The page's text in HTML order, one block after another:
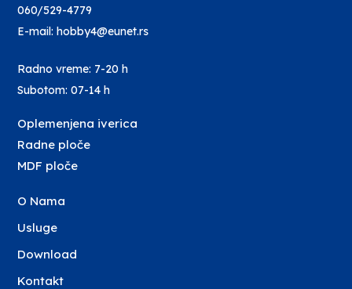
060/529-4779
E-mail: hobby4@eunet.rs
Radno vreme: 7-20 h
Subotom: 07-14 h
Oplemenjena iverica
Radne ploče
MDF ploče
O Nama
Usluge
Download
Kontakt